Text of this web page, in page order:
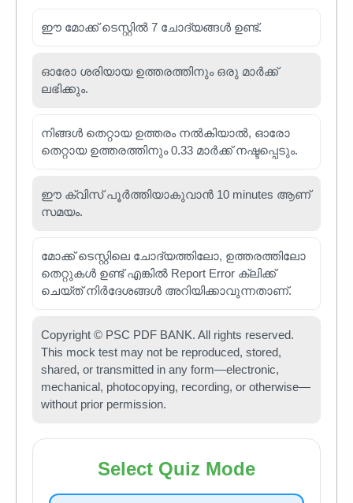
ഈ മോക്ക് ടെസ്റ്റിൽ 7 ചോദ്യങ്ങൾ ഉണ്ട്.
ഓരോ ശരിയായ ഉത്തരത്തിനും ഒരു മാർക്ക്
ലഭിക്കും.
നിങ്ങൾ തെറ്റായ ഉത്തരം നൽകിയാൽ, ഓരോ
തെറ്റായ ഉത്തരത്തിനും 0.33 മാർക്ക് നഷ്ടപ്പെടും.
ഈ ക്വിസ് പൂർത്തിയാകുവാൻ 10 minutes ആണ്
സമയം.
മോക്ക് ടെസ്റ്റിലെ ചോദ്യത്തിലോ, ഉത്തരത്തിലോ
തെറ്റുകൾ ഉണ്ട് എങ്കിൽ Report Error ക്ലിക്ക്
ചെയ്ത് നിർദേശങ്ങൾ അറിയിക്കാവുന്നതാണ്.
Copyright © PSC PDF BANK. All rights reserved.
This mock test may not be reproduced, stored,
shared, or transmitted in any form—electronic,
mechanical, photocopying, recording, or otherwise—
without prior permission.
Select Quiz Mode